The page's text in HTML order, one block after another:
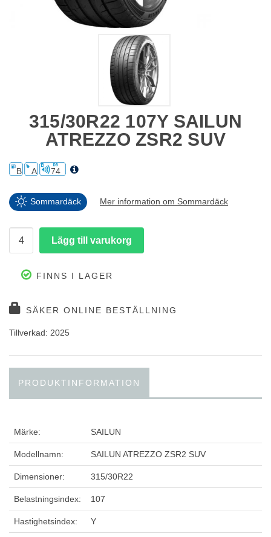
315/30R22 107Y SAILUN
ATREZZO ZSR2 SUV
B A 74
Sommardäck Mer information om Sommardäck
FINNS I LAGER
SÄKER ONLINE BESTÄLLNING
Tillverkad: 2025
PRODUKTINFORMATION
Märke: SAILUN
Modellnamn: SAILUN ATREZZO ZSR2 SUV
Dimensioner: 315/30R22
Belastningsindex: 107
Hastighetsindex: Y